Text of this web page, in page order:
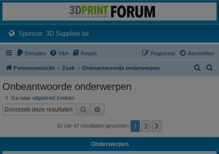
Het 3D print forum van de Benelux na de sluiting van 3dprintforum.nl
Sponsor: 3D Supplies.be(Opens a new tab)
Donaties V&A Regels Aanmelden
Registreer
Forumoverzicht Zoek Onbeantwoorde onderwerpen
Onbeantwoorde onderwerpen
Ga naar uitgebreid zoeken
Zoek
Er zijn 47 resultaten gevonden 1 2
Onderwerpen